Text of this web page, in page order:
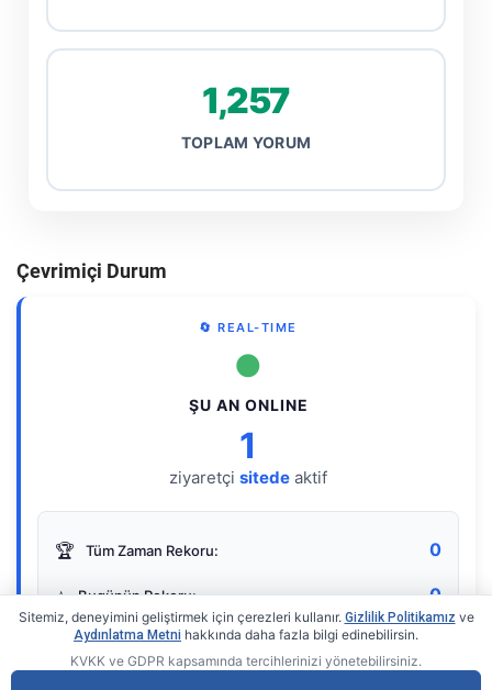
1,257
TOPLAM YORUM
Çevrimiçi Durum
🔄 REAL-TIME
●
ŞU AN ONLINE
1
ziyaretçi sitede aktif
🏆 Tüm Zaman Rekoru: 0
⭐ Bugünün Rekoru: 0
Sitemiz, deneyimini geliştirmek için çerezleri kullanır. Gizlilik Politikamız ve
Aydınlatma Metni hakkında daha fazla bilgi edinebilirsin.
KVKK ve GDPR kapsamında tercihlerinizi yönetebilirsiniz.